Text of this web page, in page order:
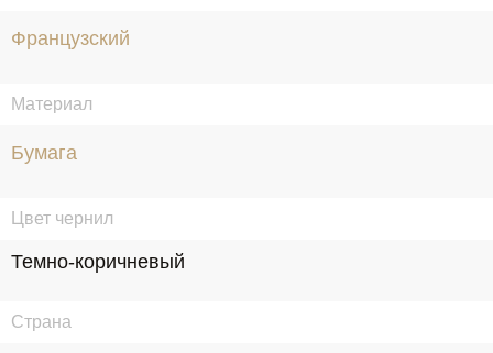
Французский
Материал
Бумага
Цвет чернил
Темно-коричневый
Страна